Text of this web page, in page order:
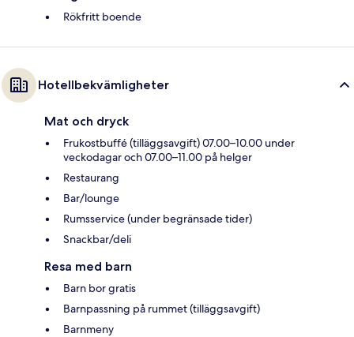
Rökfritt boende
Hotellbekvämligheter
Mat och dryck
Frukostbuffé (tilläggsavgift) 07.00–10.00 under
veckodagar och 07.00–11.00 på helger
Restaurang
Bar/lounge
Rumsservice (under begränsade tider)
Snackbar/deli
Resa med barn
Barn bor gratis
Barnpassning på rummet (tilläggsavgift)
Barnmeny